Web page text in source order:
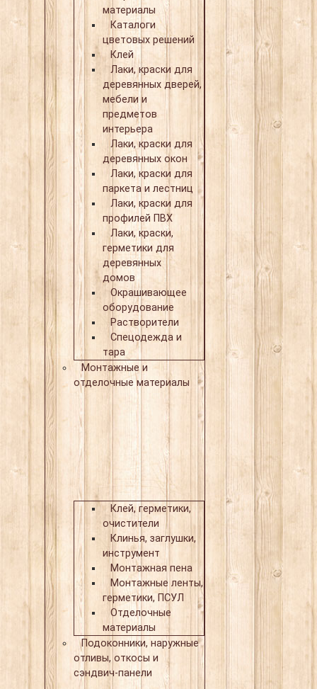
материалы
Каталоги
цветовых решений
Клей
Лаки, краски для
деревянных дверей,
мебели и
предметов
интерьера
Лаки, краски для
деревянных окон
Лаки, краски для
паркета и лестниц
Лаки, краски для
профилей ПВХ
Лаки, краски,
герметики для
деревянных
домов
Окрашивающее
оборудование
Растворители
Спецодежда и
тара
Монтажные и
отделочные материалы
Клей, герметики,
очистители
Клинья, заглушки,
инструмент
Монтажная пена
Монтажные ленты,
герметики, ПСУЛ
Отделочные
материалы
Подоконники, наружные
отливы, откосы и
сэндвич-панели